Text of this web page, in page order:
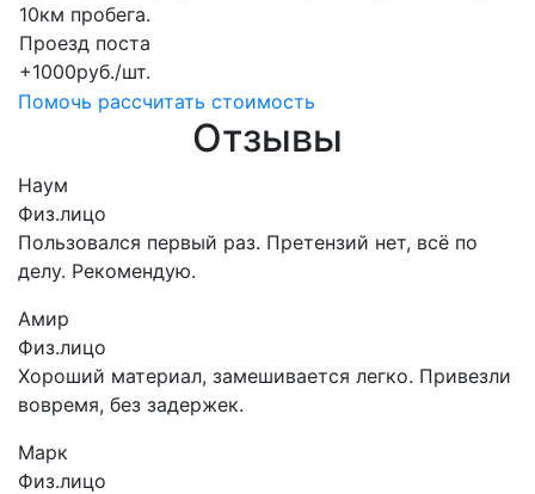
10км пробега.
Проезд поста
+1000руб./шт.
Помочь рассчитать стоимость
Отзывы
Наум
Физ.лицо
Пользовался первый раз. Претензий нет, всё по
делу. Рекомендую.
Амир
Физ.лицо
Хороший материал, замешивается легко. Привезли
вовремя, без задержек.
Марк
Физ.лицо